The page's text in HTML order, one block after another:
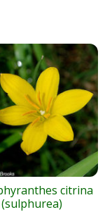
citrina
(sulphurea)